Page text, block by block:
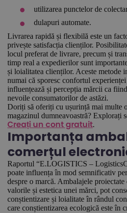
utilizarea punctelor de
dulapuri automate.
Livrarea rapidă și flexibilă este un
privește satisfacția clienților.
locul preferat de livrare, precum și
timp real a expedierilor sunt
și loialitatea clienților. Aceste metode
numai că sporesc confortul
influențează și percepția mărcii ca
nevoile consumatorilor de astăzi.
Doriți să oferiți cu ușurință mai multe
magazinul dumneavoastră? Explorați
Creați un cont gratuit.
Importanța
comerțul
Raportul “E.LOGISTICS –
poate influența în mod semnificativ
despre o marcă. Ambalajele
valorile și estetica unei mărci, pot
conștientizare și loialitate în rândul
care conștientizarea ecologică este în